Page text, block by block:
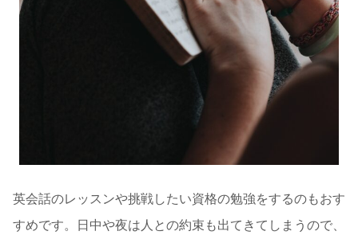
英会話のレッスンや挑戦したい資格の勉強をするのもおす
すめです。日中や夜は人との約束も出てきてしまうので、